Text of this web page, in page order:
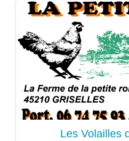
Dégustation
Les Volailles